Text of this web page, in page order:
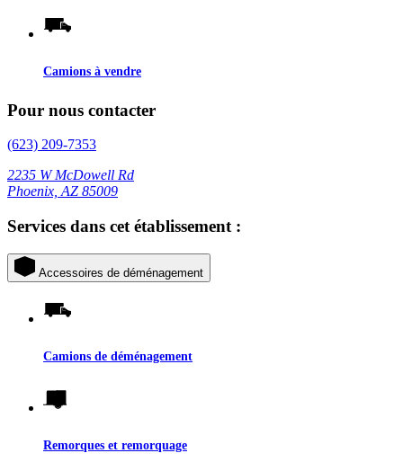
Camions à vendre
Pour nous contacter
(623) 209-7353
2235 W McDowell Rd
Phoenix, AZ 85009
Services dans cet établissement :
Accessoires de déménagement
Camions de déménagement
Remorques et remorquage